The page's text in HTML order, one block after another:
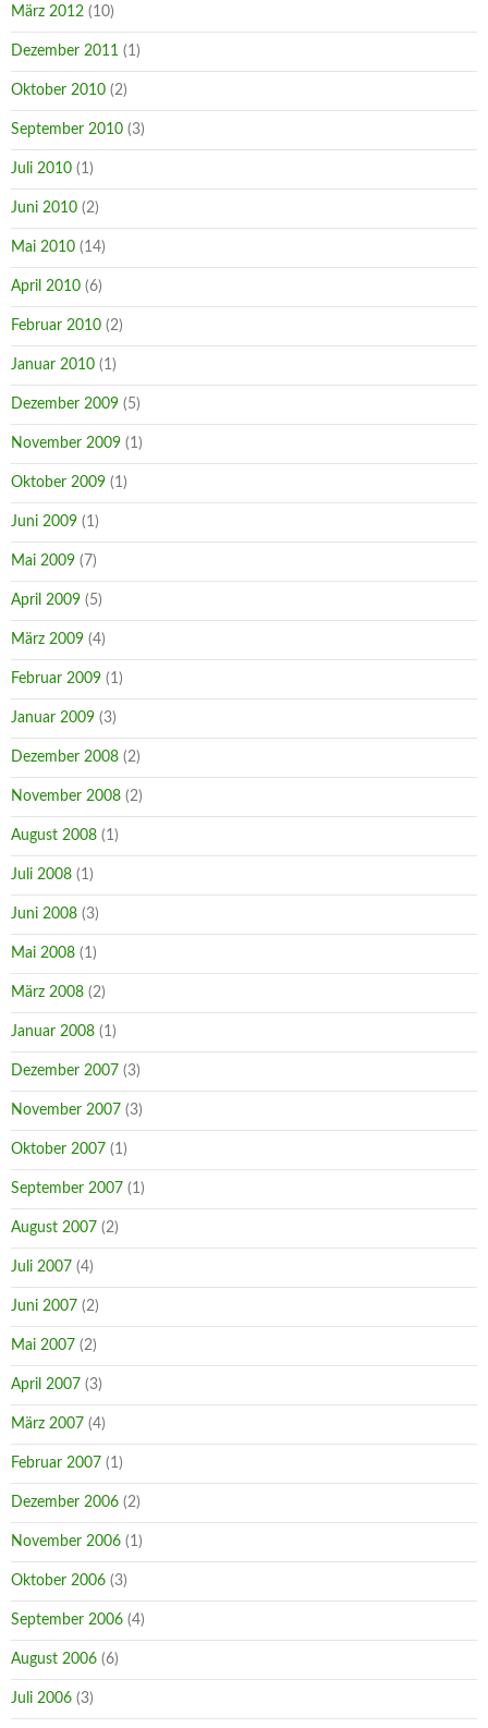
März 2012 (10)
Dezember 2011 (1)
Oktober 2010 (2)
September 2010 (3)
Juli 2010 (1)
Juni 2010 (2)
Mai 2010 (14)
April 2010 (6)
Februar 2010 (2)
Januar 2010 (1)
Dezember 2009 (5)
November 2009 (1)
Oktober 2009 (1)
Juni 2009 (1)
Mai 2009 (7)
April 2009 (5)
März 2009 (4)
Februar 2009 (1)
Januar 2009 (3)
Dezember 2008 (2)
November 2008 (2)
August 2008 (1)
Juli 2008 (1)
Juni 2008 (3)
Mai 2008 (1)
März 2008 (2)
Januar 2008 (1)
Dezember 2007 (3)
November 2007 (3)
Oktober 2007 (1)
September 2007 (1)
August 2007 (2)
Juli 2007 (4)
Juni 2007 (2)
Mai 2007 (2)
April 2007 (3)
März 2007 (4)
Februar 2007 (1)
Dezember 2006 (2)
November 2006 (1)
Oktober 2006 (3)
September 2006 (4)
August 2006 (6)
Juli 2006 (3)